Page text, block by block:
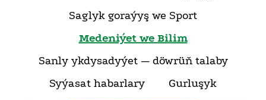
Saglyk goraýyş we Sport
Medeniýet we Bilim
Sanly ykdysadyýet — döwrüň talaby
Syýasat habarlary
Gurluşyk